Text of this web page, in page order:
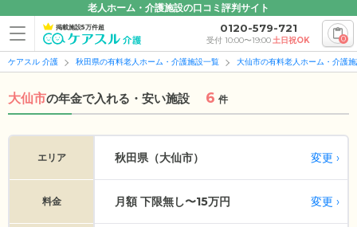
老人ホーム・介護施設の口コミ評判サイト
掲載施設5万件超 0120-579-721
受付 10:00〜19:00土日祝OK 0
ケアスル 介護 秋田県の有料老人ホーム・介護施設一覧 大仙市の有料老人ホーム・介護
大仙市の年金で入れる・安い施設 6 件
エリア 秋田県（大仙市） 変更
料金 月額 下限無し〜15万円 変更